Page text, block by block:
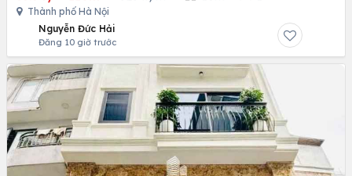
Thành phố Hà Nội
Nguyễn Đức Hải
Đăng 10 giờ trước